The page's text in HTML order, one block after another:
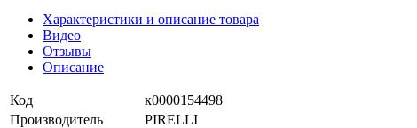
Характеристики и описание товара
Видео
Отзывы
Описание
Код
к0000154498
Производитель
PIRELLI